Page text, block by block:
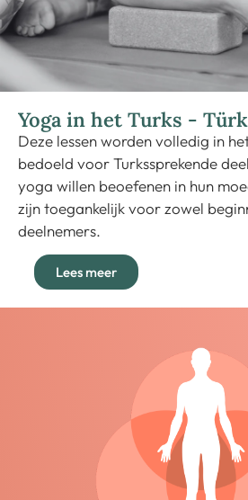
Yoga in het Turks -
Deze lessen worden volledig in
bedoeld voor Turkssprekende
yoga willen beoefenen in hun
zijn toegankelijk voor zowel
deelnemers.
Lees meer